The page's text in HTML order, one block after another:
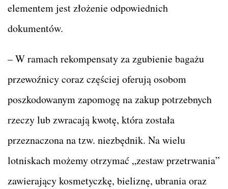
elementem jest złożenie odpowiednich
dokumentów.
– W ramach rekompensaty za zgubienie bagażu
przewoźnicy coraz częściej oferują osobom
poszkodowanym zapomogę na zakup potrzebnych
rzeczy lub zwracają kwotę, która została
przeznaczona na tzw. niezbędnik. Na wielu
lotniskach możemy otrzymać „zestaw przetrwania”
zawierający kosmetyczkę, bieliznę, ubrania oraz